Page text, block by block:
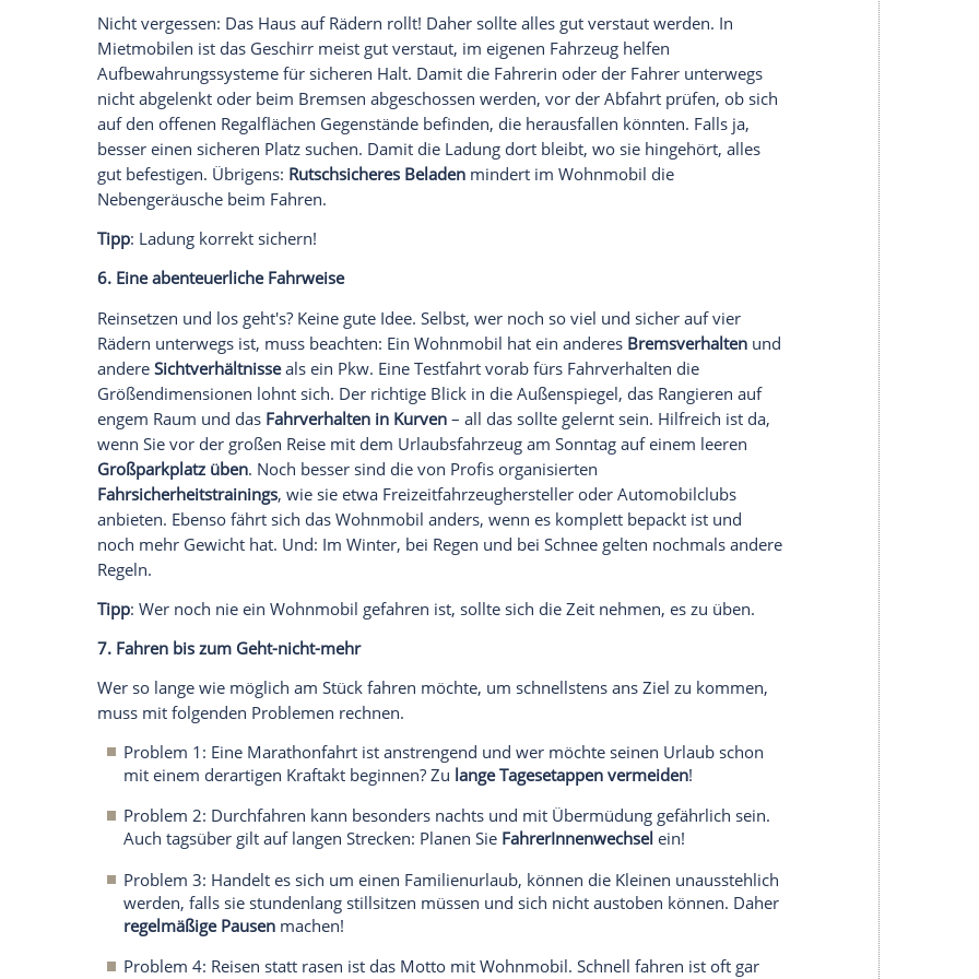
Campingplätzen kann Wasser problemlos aufgefüllt werden. Welche Stellplätze oder
Entsorgungsstationen sich in Ihrer Nähe befinden, verrät ein Blick auf unsere App
Stellplatz-Radar (kostenlos verfügbar im Apple AppStoreoder imGoogle Play Store). In
diesem Artikel lesen Sie alles zum Thema Frischwasser-Betankung.
Tipp: Nur soviel Wasser durch die Gegend fahren, wie notwendig ist.
4.Wohnmobil planlos beladen
Campingfahrzeuge sind keine Lastwagen! Um die
, also die Belastbarkeit mit
Menschen und Gepäck einschätzen zu können, sollten Sie das tatsächliche Leergewicht des
Fahrzeugsund das zulässige Gesamtgewicht kennen. Im Fall einer Verkehrskontrolle gibt's
für Überladung teure Bußgelder in Deutschland und Europa. Chaotisch sämtliches Gepäck
einfach in dasWohnmobilzu werfen, ist ebenfalls nicht ratsam. Allgemein gilt für die
Gewichtsverteilung:Schweres nach unten, Leichtes nach oben– so wird das
Fahrzeug
durch einen tief liegenden Schwerpunkt stabilisiert. Verstauen Sie Dinge logisch, sodass sie
leicht wiedergefunden werden können.
Tipp: Maximalgewicht beachten!
5. Ungesicherte Ladung
Nicht vergessen: Das Haus auf Rädern rollt! Daher sollte alles gut verstaut werden. In
Mietmobilen ist das Geschirr meist gut verstaut, im eigenen
Aufbewahrungssysteme für sicheren Halt. Damit die Fahrerin oder der Fahrer unterwegs
nicht abgelenkt oder beim Bremsen abgeschossen werden, vor der Abfahrt prüfen, ob sich
auf den offenen RegalflächenGegenständebefinden, die herausfallen könnten. Falls ja,
besser einen sicheren Platz suchen. Damit dieLadungdort bleibt, wo sie hingehört, alles
gut befestigen. Übrigens: Rutschsicheres Beladenmindert imWohnmobil
Nebengeräusche beim Fahren.
Tipp:Ladungkorrekt sichern!
6. Eine abenteuerliche Fahrweise